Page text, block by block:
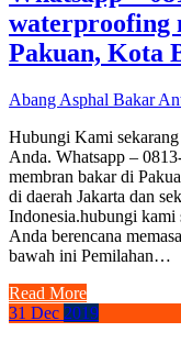
waterproofing
Pakuan, Kota
Abang Asphal Bakar
Hubungi Kami
Anda. Whatsapp –
membran bakar di
di daerah Jakarta dan
Indonesia.hubungi kami
Anda berencana
bawah ini Pemilahan…
Read More
31 Dec 2019